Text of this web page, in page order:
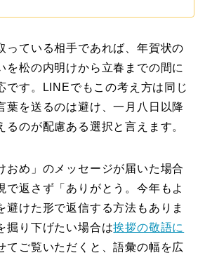
っている相手であれば、年賀状の
を松の内明けから立春までの間に
です。LINEでもこの考え方は同じ
葉を送るのは避け、一月八日以降
るのが配慮ある選択と言えます。
おめ」のメッセージが届いた場合
で返さず「ありがとう。今年もよ
避けた形で返信する方法もありま
掘り下げたい場合は挨拶の敬語に
てご覧いただくと、語彙の幅を広